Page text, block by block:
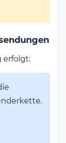
erfolgt: